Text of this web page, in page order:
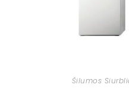
Šilumos